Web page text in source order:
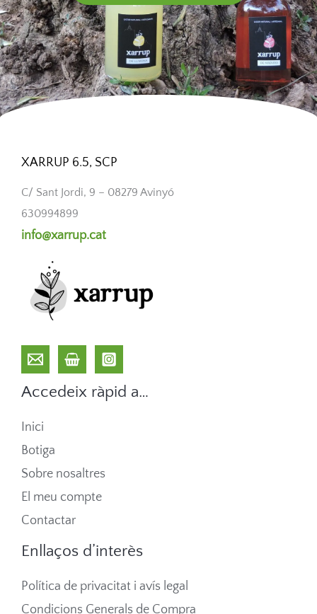
XARRUP 6.5, SCP
C/ Sant Jordi, 9 – 08279 Avinyó
630994899
info@xarrup.cat
Accedeix ràpid a…
Inici
Botiga
Sobre nosaltres
El meu compte
Contactar
Enllaços d’interès
Política de privacitat i avís legal
Condicions Generals de Compra